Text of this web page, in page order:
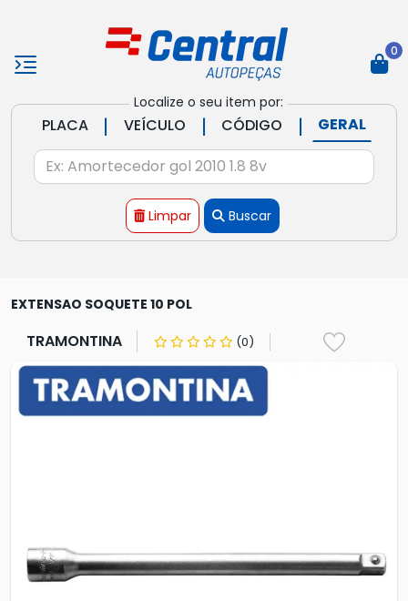
Localize o seu item por:
PLACA | VEÍCULO | CÓDIGO | GERAL
Limpar Buscar
0
EXTENSAO SOQUETE 10 POL
TRAMONTINA (0)